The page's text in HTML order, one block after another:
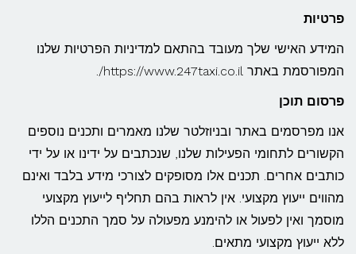
פרטיות
המידע האישי שלך מעובד בהתאם למדיניות הפרטיות שלנו
המפורסמת באתר https://www.247taxi.co.il/.
פרסום תוכן
אנו מפרסמים באתר ובניוזלטר שלנו מאמרים ותכנים נוספים
הקשורים לתחומי הפעילות שלנו, שנכתבים על ידינו או על ידי
כותבים אחרים. תכנים אלו מסופקים לצורכי מידע בלבד ואינם
מהווים ייעוץ מקצועי. אין לראות בהם תחליף לייעוץ מקצועי
מוסמך ואין לפעול או להימנע מפעולה על סמך התכנים הללו
ללא ייעוץ מקצועי מתאים.